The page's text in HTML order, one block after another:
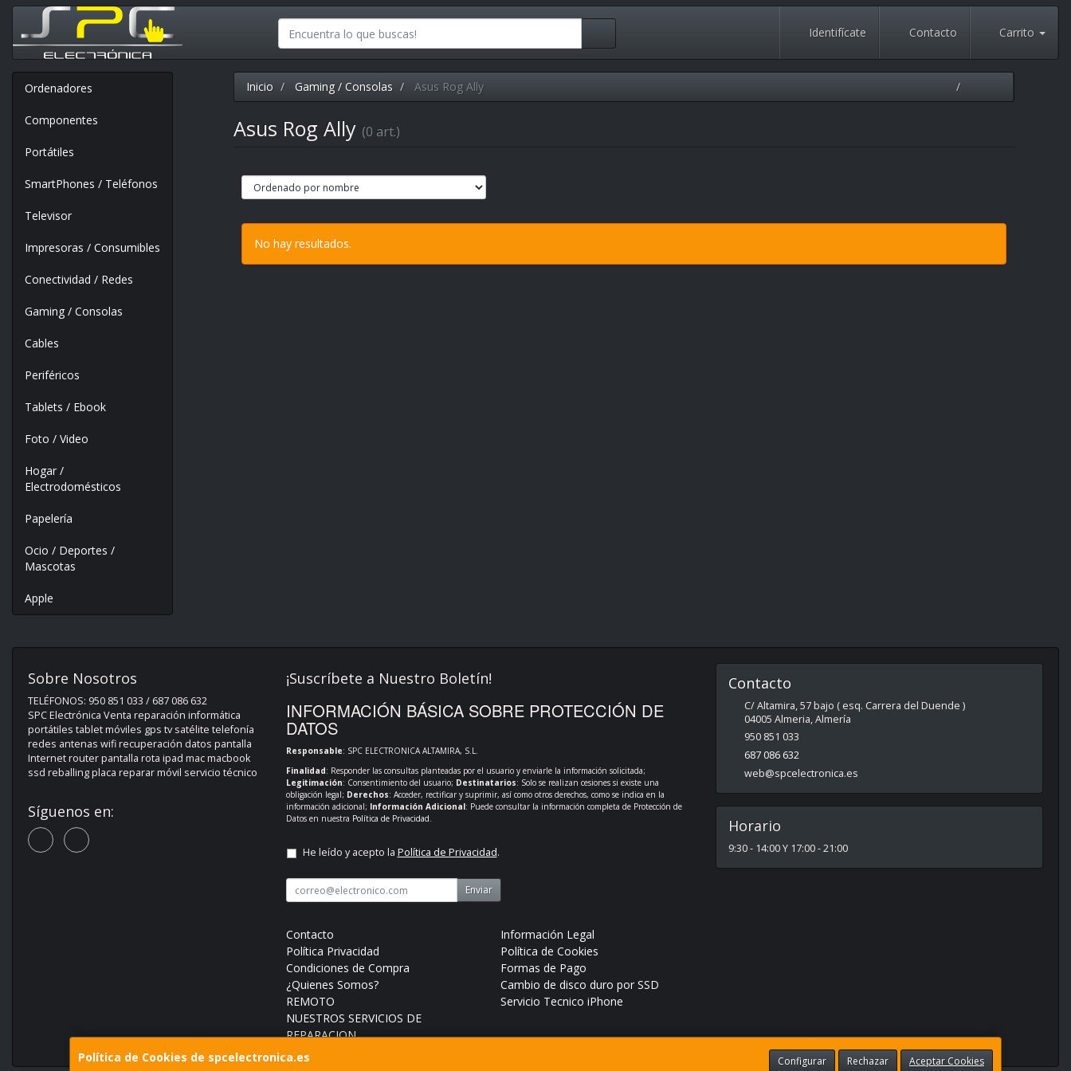
Identifícate Contacto Carrito
Ordenadores
Componentes
Portátiles
SmartPhones / Teléfonos
Televisor
Impresoras / Consumibles
Conectividad / Redes
Gaming / Consolas
Cables
Periféricos
Tablets / Ebook
Foto / Video
Hogar /
Electrodomésticos
Papelería
Ocio / Deportes /
Mascotas
Apple
Inicio Gaming / Consolas Asus Rog Ally
Asus Rog Ally (0 art.)
No hay resultados.
Política de Cookies de spcelectronica.es Configurar Rechazar Aceptar Cookies
Sobre Nosotros
TELÉFONOS: 950 851 033 / 687 086 632
SPC Electrónica Venta reparación informática
portátiles tablet móviles gps tv satélite telefonía
redes antenas wifi recuperación datos pantalla
Internet router pantalla rota ipad mac macbook
ssd reballing placa reparar móvil servicio técnico
Síguenos en:
¡Suscríbete a Nuestro Boletín!
INFORMACIÓN BÁSICA SOBRE PROTECCIÓN DE
DATOS
Responsable: SPC ELECTRONICA ALTAMIRA, S.L.
Finalidad: Responder las consultas planteadas por el usuario y enviarle la información solicitada;
Legitimación: Consentimiento del usuario; Destinatarios: Solo se realizan cesiones si existe una
obligación legal; Derechos: Acceder, rectificar y suprimir, así como otros derechos, como se indica en la
información adicional; Información Adicional: Puede consultar la información completa de Protección de
Datos en nuestra Política de Privacidad.
He leído y acepto la Política de Privacidad.
Enviar
Contacto
Información Legal
Política Privacidad
Política de Cookies
Condiciones de Compra
Formas de Pago
¿Quienes Somos?
Cambio de disco duro por SSD
REMOTO
Servicio Tecnico iPhone
NUESTROS SERVICIOS DE
REPARACION
Contacto
C/ Altamira, 57 bajo ( esq. Carrera del Duende )
04005 Almeria,Almería
950 851 033
687 086 632
web@spcelectronica.es
Horario
9:30 - 14:00 Y 17:00 - 21:00